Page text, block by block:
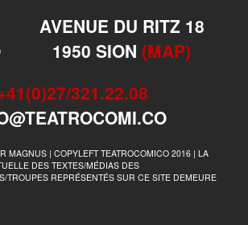
AVENUE DU RITZ 18
1950 SION (MAP)
321.22.08
MAGNUS | COPYLEFT TEATROCOMICO 2016 | LA
DES TEXTES/MÉDIAS DES
TROUPES REPRÉSENTÉS SUR CE SITE DEMEURE